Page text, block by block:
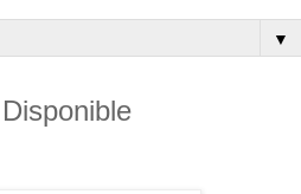
▼